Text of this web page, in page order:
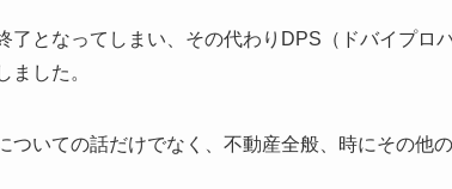
了となってしまい、その代わり DPS （ドバイプロ
ました。
ついての話だけでなく、不動産全般、時にその他